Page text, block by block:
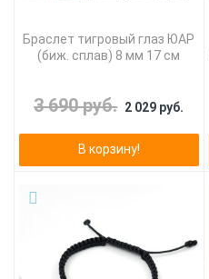
Браслет тигровый глаз ЮАР
(биж. сплав) 8 мм 17 см
3 690 руб. 2 029 руб.
В корзину!